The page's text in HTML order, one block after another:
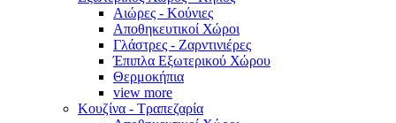
Αιώρες - Κούνιες
Αποθηκευτικοί Χώροι
Γλάστρες - Ζαρντινιέρες
Έπιπλα Εξωτερικού Χώρου
Θερμοκήπια
view more
Κουζίνα - Τραπεζαρία